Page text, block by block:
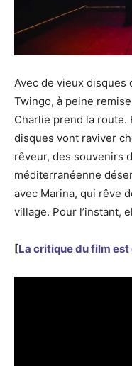
Avec de vieux disques
Twingo, à peine
Charlie prend la route.
disques vont raviver
rêveur, des souvenirs
méditerranéenne
avec Marina, qui rêve
village. Pour l’instant,
[La critique du film